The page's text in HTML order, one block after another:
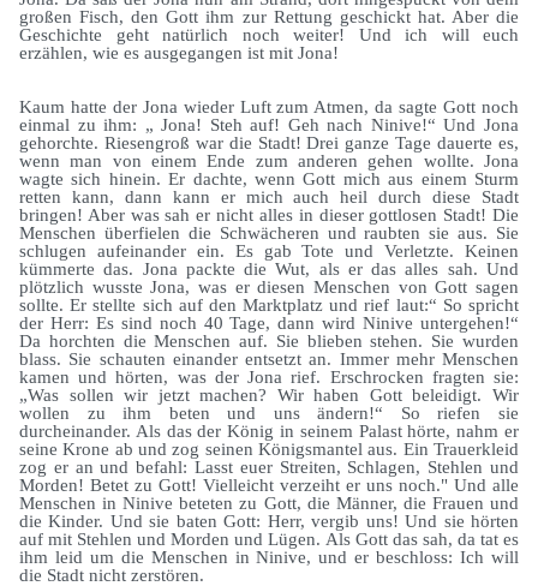
großen Fisch, den Gott ihm zur Rettung geschickt hat. Aber die
Geschichte geht natürlich noch weiter! Und ich will euch
erzählen, wie es ausgegangen ist mit Jona!
Kaum hatte der Jona wieder Luft zum Atmen, da sagte Gott noch
einmal zu ihm: „ Jona! Steh auf! Geh nach Ninive!“ Und Jona
gehorchte. Riesengroß war die Stadt! Drei ganze Tage dauerte es,
wenn man von einem Ende zum anderen gehen wollte. Jona
wagte sich hinein. Er dachte, wenn Gott mich aus einem Sturm
retten kann, dann kann er mich auch heil durch diese Stadt
bringen! Aber was sah er nicht alles in dieser gottlosen Stadt! Die
Menschen überfielen die Schwächeren und raubten sie aus. Sie
schlugen aufeinander ein. Es gab Tote und Verletzte. Keinen
kümmerte das. Jona packte die Wut, als er das alles sah. Und
plötzlich wusste Jona, was er diesen Menschen von Gott sagen
sollte. Er stellte sich auf den Marktplatz und rief laut:“ So spricht
der Herr: Es sind noch 40 Tage, dann wird Ninive untergehen!“
Da horchten die Menschen auf. Sie blieben stehen. Sie wurden
blass. Sie schauten einander entsetzt an. Immer mehr Menschen
kamen und hörten, was der Jona rief. Erschrocken fragten sie:
„Was sollen wir jetzt machen? Wir haben Gott beleidigt. Wir
wollen zu ihm beten und uns ändern!“ So riefen sie
durcheinander. Als das der König in seinem Palast hörte, nahm er
seine Krone ab und zog seinen Königsmantel aus. Ein Trauerkleid
zog er an und befahl: Lasst euer Streiten, Schlagen, Stehlen und
Morden! Betet zu Gott! Vielleicht verzeiht er uns noch." Und alle
Menschen in Ninive beteten zu Gott, die Männer, die Frauen und
die Kinder. Und sie baten Gott: Herr, vergib uns! Und sie hörten
auf mit Stehlen und Morden und Lügen. Als Gott das sah, da tat es
ihm leid um die Menschen in Ninive, und er beschloss: Ich will
die Stadt nicht zerstören.